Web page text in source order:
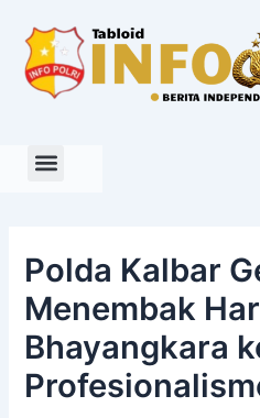
content
Polda Kalbar
Menembak
Bhayangkara